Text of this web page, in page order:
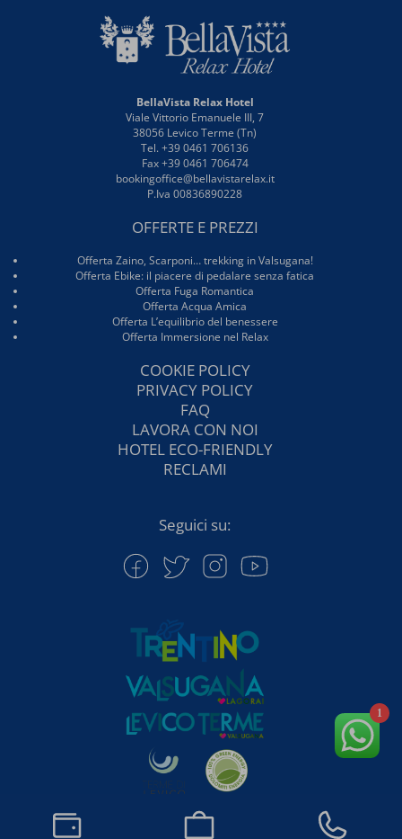
BellaVista Relax Hotel
Viale Vittorio Emanuele III, 7
38056 Levico Terme (Tn)
Tel. +39 0461 706136
Fax +39 0461 706474
bookingoffice@bellavistarelax.it
P.Iva 00836890228
OFFERTE E PREZZI
Offerta Zaino, Scarponi… trekking in Valsugana!
Offerta Ebike: il piacere di pedalare senza fatica
Offerta Fuga Romantica
Offerta Acqua Amica
Offerta L’equilibrio del benessere
Offerta Immersione nel Relax
COOKIE POLICY
PRIVACY POLICY
FAQ
LAVORA CON NOI
HOTEL ECO-FRIENDLY
RECLAMI
Seguici su:
1